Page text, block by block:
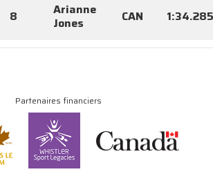
8
Arianne
Jones
CAN 1:34.285
Partenaires financiers